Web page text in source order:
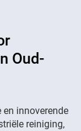
Oud-
innoverende
reiniging,